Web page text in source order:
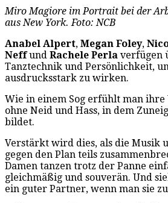
Miro Magiore im Portrait bei der
aus New York. Foto: NCB
Anabel Alpert, Megan Foley,
Neffund Rachele Perla verfügen
Tanztechnik und Persönlichkeit,
ausdrucksstark zu wirken.
Wie in einem Sog erfühlt man ihre
ohne Neid und Hass, in dem
bildet.
Verstärkt wird dies, als die Musik
gegen den Plan teils
Damen tanzen trotz der Panne
gleichmäßig und souverän. Und
ein guter Partner, wenn man sie